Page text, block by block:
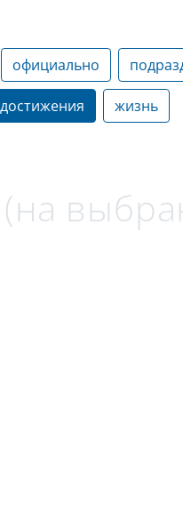
официально
достижения жизнь